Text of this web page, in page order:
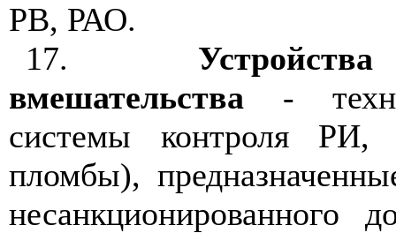
РВ, РАО.
17.
вмешательства -
системы контроля
пломбы),